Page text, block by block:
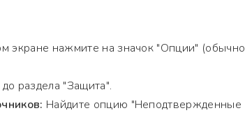
экране нажмите на значок "Опции" (обычно
раздела "Защита".
Найдите опцию "Неподтвержденные